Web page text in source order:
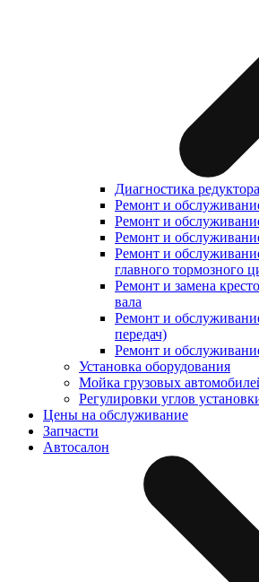
Диагностика
Ремонт и
Ремонт и
Ремонт и
Ремонт и
главного тормозного
Ремонт и замена
вала
Ремонт и
передач)
Ремонт и
Установка оборудования
Мойка грузовых
Регулировки углов
Цены на обслуживание
Запчасти
Автосалон